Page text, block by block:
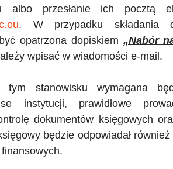
albo przesłanie ich pocztą
. W przypadku składania
opatrzona dopiskiem „Nabór
wpisać w wiadomości e-mail.
stanowisku wymagana
instytucji, prawidłowe
dokumentów księgowych
będzie odpowiadał